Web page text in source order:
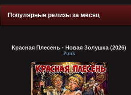
Популярные релизы за месяц
Красная Плесень - Новая Золушка (2026)
Punk